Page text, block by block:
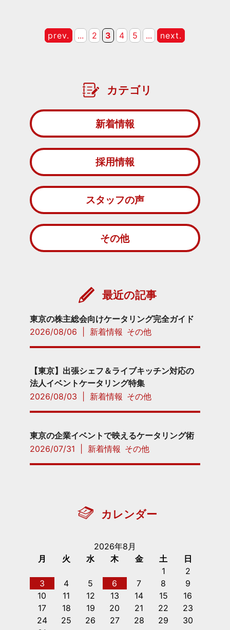
prev. ... 2 3 4 5 ... next.
カテゴリ
新着情報
採用情報
スタッフの声
その他
最近の記事
東京の株主総会向けケータリング完全ガイド
2026/08/06
新着情報 その他
【東京】出張シェフ＆ライブキッチン対応の
法人イベントケータリング特集
2026/08/03
新着情報 その他
東京の企業イベントで映えるケータリング術
2026/07/31
新着情報 その他
カレンダー
2026年8月
月
火 水 木 金 土
日
1
2
3
4 5 6 7 8
9
10
11 12 13 14 15
16
17
18 19 20 21 22
23
24
25 26 27 28 29
30